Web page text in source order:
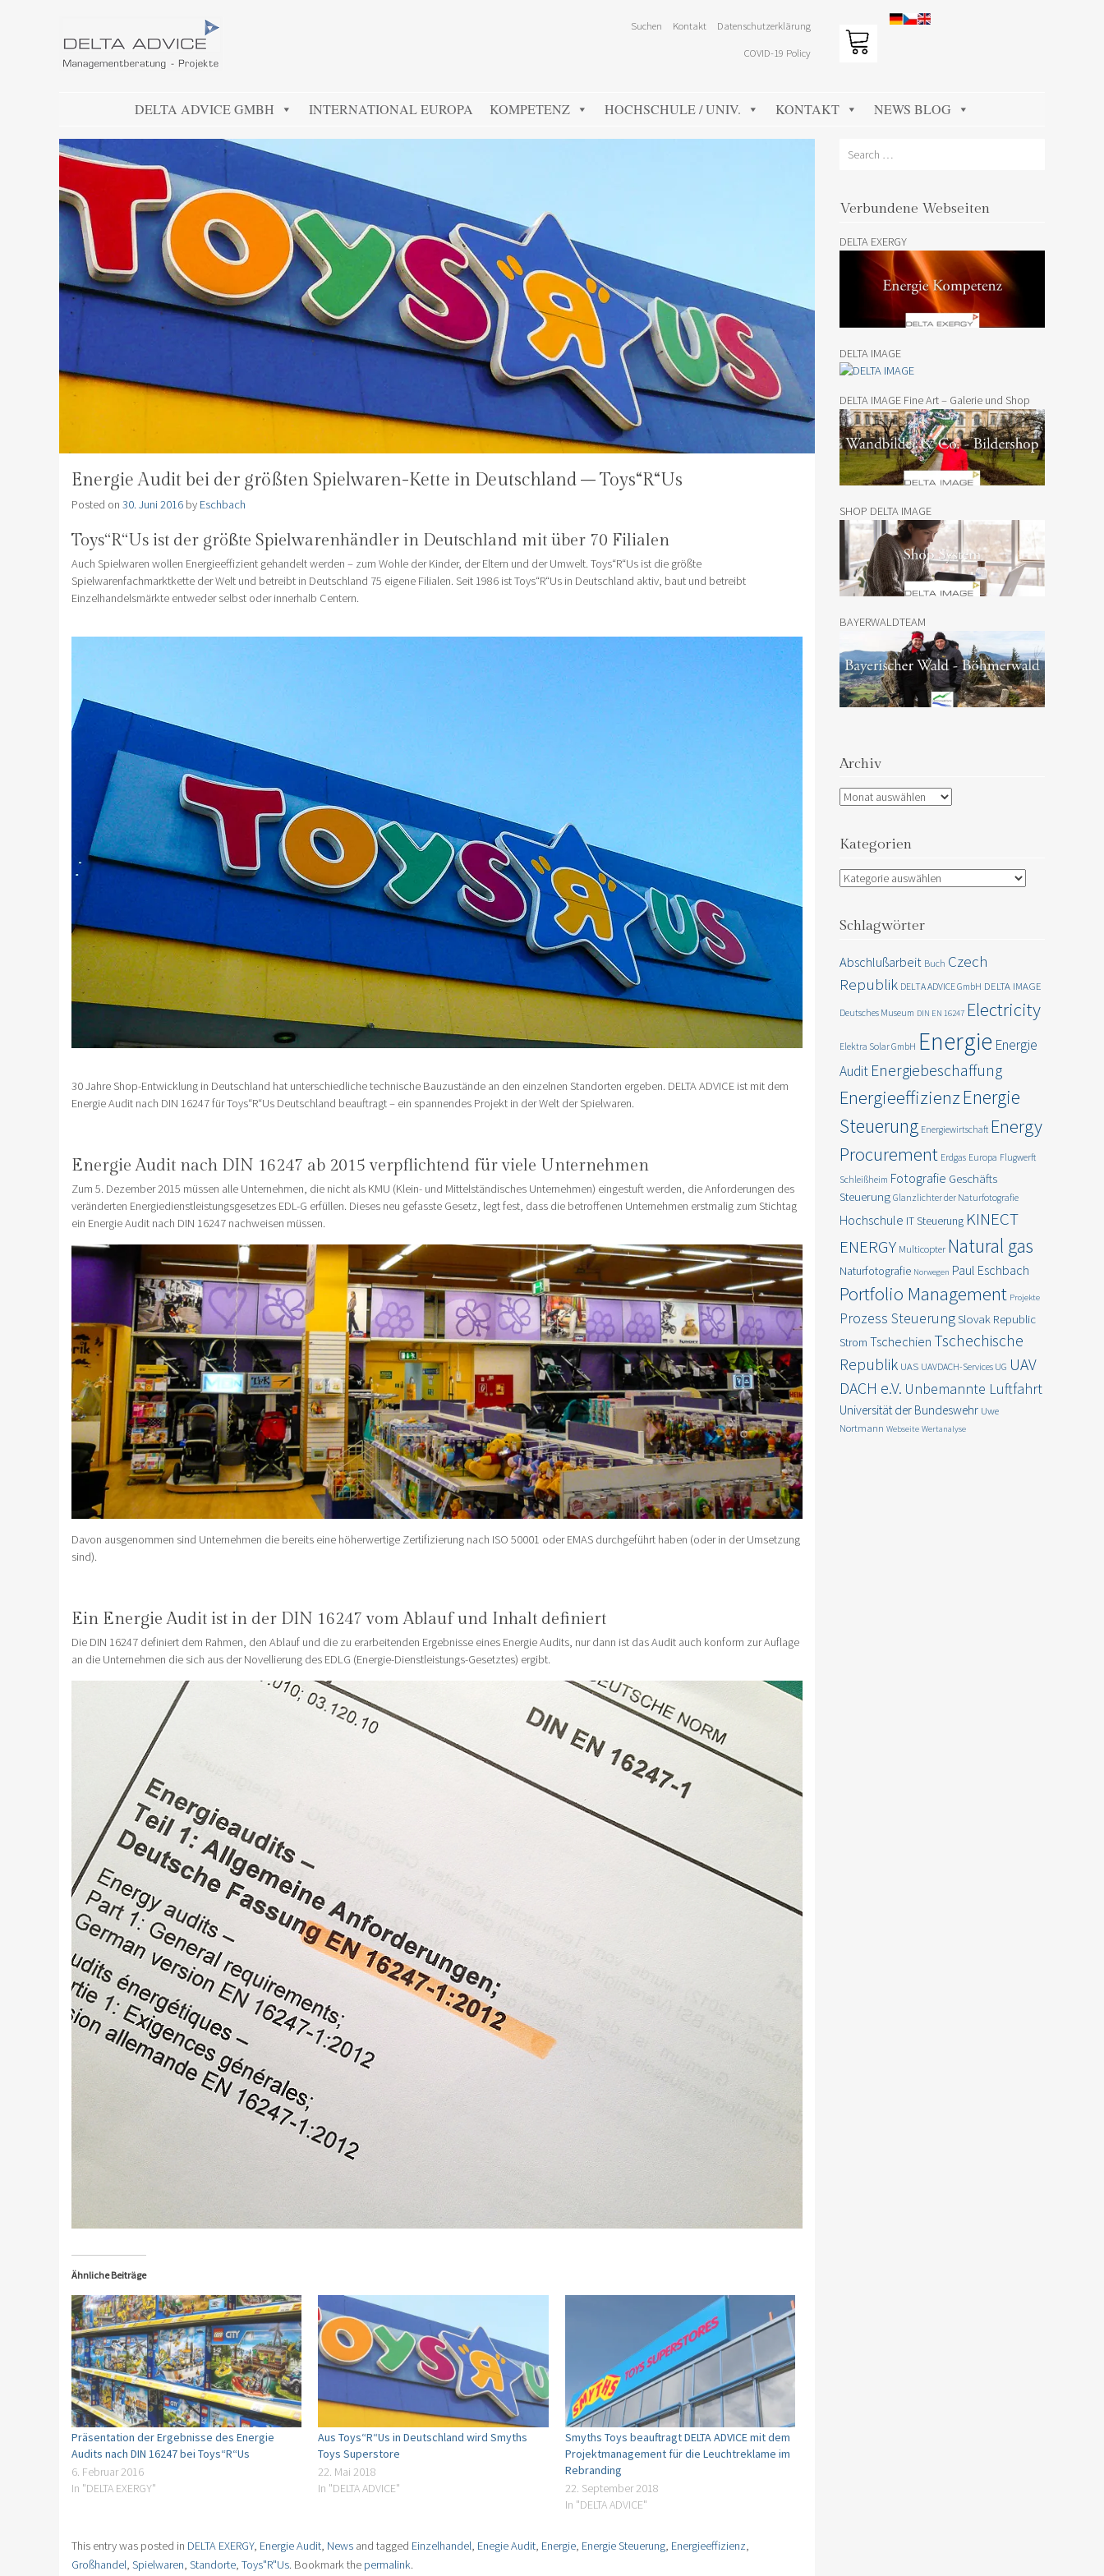
Suchen Kontakt Datenschutzerklärung
COVID-19 Policy
SKIP TO CONTENTDELTA ADVICE GMBH INTERNATIONAL EUROPA KOMPETENZ HOCHSCHULE / UNIV. KONTAKT NEWS BLOG
Energie Audit bei der größten Spielwaren-Kette in Deutschland – Toys“R“Us
Posted on 30. Juni 2016 by Eschbach
Toys“R“Us ist der größte Spielwarenhändler in Deutschland mit über 70 Filialen
Auch Spielwaren wollen Energieeffizient gehandelt werden – zum Wohle der Kinder, der Eltern und der Umwelt. Toys“R“Us ist die größte
Spielwarenfachmarktkette der Welt und betreibt in Deutschland 75 eigene Filialen. Seit 1986 ist Toys“R“Us in Deutschland aktiv, baut und betreibt
Einzelhandelsmärkte entweder selbst oder innerhalb Centern.
30 Jahre Shop-Entwicklung in Deutschland hat unterschiedliche technische Bauzustände an den einzelnen Standorten ergeben. DELTA ADVICE ist mit dem
Energie Audit nach DIN 16247 für Toys“R“Us Deutschland beauftragt – ein spannendes Projekt in der Welt der Spielwaren.
Energie Audit nach DIN 16247 ab 2015 verpflichtend für viele Unternehmen
Zum 5. Dezember 2015 müssen alle Unternehmen, die nicht als KMU (Klein- und Mittelständisches Unternehmen) eingestuft werden, die Anforderungen des
veränderten Energiedienstleistungsgesetzes EDL-G erfüllen. Dieses neu gefasste Gesetz, legt fest, dass die betroffenen Unternehmen erstmalig zum Stichtag
ein Energie Audit nach DIN 16247 nachweisen müssen.
Davon ausgenommen sind Unternehmen die bereits eine höherwertige Zertifizierung nach ISO 50001 oder EMAS durchgeführt haben (oder in der Umsetzung
sind).
Ein Energie Audit ist in der DIN 16247 vom Ablauf und Inhalt definiert
Die DIN 16247 definiert dem Rahmen, den Ablauf und die zu erarbeitenden Ergebnisse eines Energie Audits, nur dann ist das Audit auch konform zur Auflage
an die Unternehmen die sich aus der Novellierung des EDLG (Energie-Dienstleistungs-Gesetztes) ergibt.
Ähnliche Beiträge
Präsentation der Ergebnisse des Energie
Audits nach DIN 16247 bei Toys“R“Us
6. Februar 2016
In "DELTA EXERGY"
Aus Toys“R“Us in Deutschland wird Smyths
Toys Superstore
22. Mai 2018
In "DELTA ADVICE"
Smyths Toys beauftragt DELTA ADVICE mit dem
Projektmanagement für die Leuchtreklame im
Rebranding
22. September 2018
In "DELTA ADVICE"
This entry was posted in DELTA EXERGY, Energie Audit News and tagged Einzelhandel Enegie Audit Energie Energie Steuerung Energieeffizienz
Großhandel Spielwaren Standorte Toys"R"Us. Bookmark the permalink.
Verbundene Webseiten
DELTA EXERGY
DELTA IMAGE
DELTA IMAGE Fine Art – Galerie und Shop
SHOP DELTA IMAGE
BAYERWALDTEAM
Archiv
Archiv
Kategorien
Kategorien
Schlagwörter
Abschlußarbeit Buch Czech
Republik DELTA ADVICE GmbH DELTA IMAGE
Deutsches Museum DIN EN 16247 Electricity
Elektra Solar GmbH Energie Energie
Audit Energiebeschaffung
EnergieeffizienzEnergie
Steuerung Energiewirtschaft Energy
Procurement Erdgas Europa Flugwerft
Schleißheim Fotografie Geschäfts
Steuerung Glanzlichter der Naturfotografie
Hochschule IT Steuerung KINECT
ENERGY Multicopter Natural gas
Naturfotografie Norwegen Paul Eschbach
Portfolio Management Projekte
Prozess SteuerungSlovak Republic
Strom Tschechien Tschechische
Republik UAS UAVDACH-Services UG UAV
DACH e.V. Unbemannte Luftfahrt
Universität der Bundeswehr Uwe
Nortmann Webseite Wertanalyse